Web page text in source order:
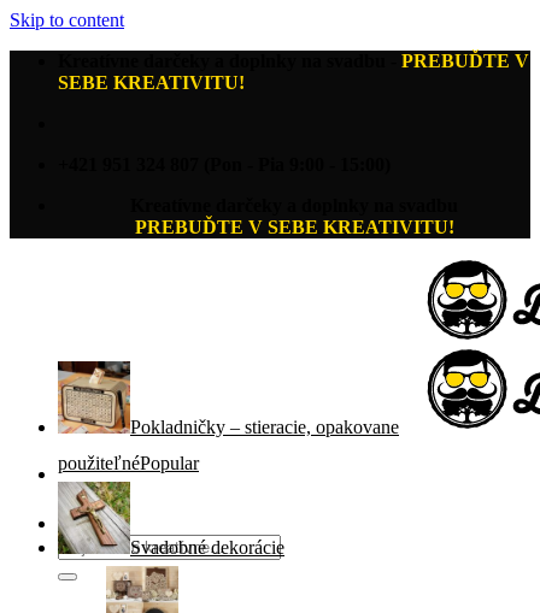
Skip to content
PREBUĎTE V
SEBE KREATIVITU!
PREBUĎTE V SEBE KREATIVITU!
Hľadať:
Pokladničky – stieracie, opakovane
použiteľné
Svadobné dekorácie